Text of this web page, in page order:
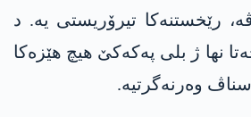
رێخستنەکا تیرۆریستی یە. د
نھا ژ بلی پەکەکێ هیچ ھێزەکا
وەرنەگرتیە.